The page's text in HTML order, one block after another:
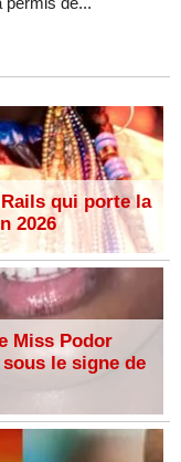
qui porte la
2026
Miss Podor
le signe de